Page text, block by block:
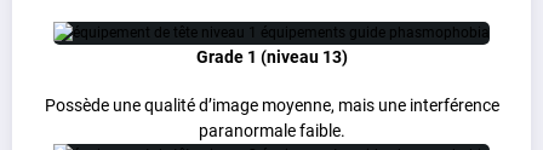
Grade 1 (niveau 13)
Possède une qualité d’image moyenne, mais une interférence
paranormale faible.